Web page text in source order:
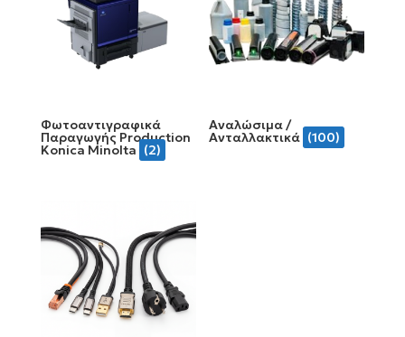
Φωτοαντιγραφικά
Παραγωγής Production
Konica Minolta (2)
Αναλώσιμα /
Ανταλλακτικά (100)